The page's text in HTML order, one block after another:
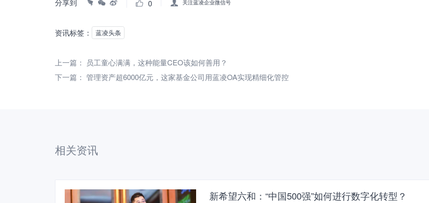
分享到 0 关注蓝凌企业微信号
资讯标签： 蓝凌头条
上一篇：
员工童心满满，这种能量CEO该如何善用？
下一篇： 管理资产超6000亿元，这家基金公司用蓝凌OA实现精细化管控
相关资讯
新希望六和：“中国500强”如何进行数字化转型？